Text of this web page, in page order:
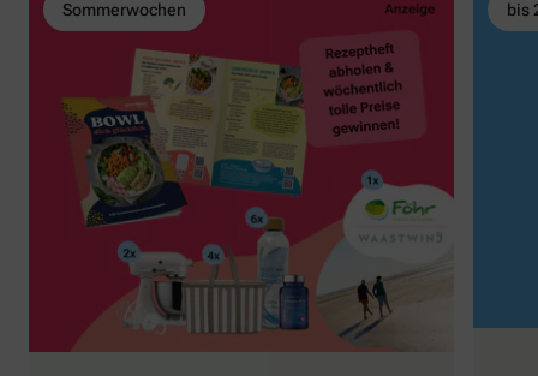
Sommerwochen bis